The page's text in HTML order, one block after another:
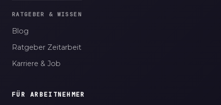
RATGEBER & WISSEN
Blog
Ratgeber Zeitarbeit
Karriere & Job
FÜR ARBEITNEHMER